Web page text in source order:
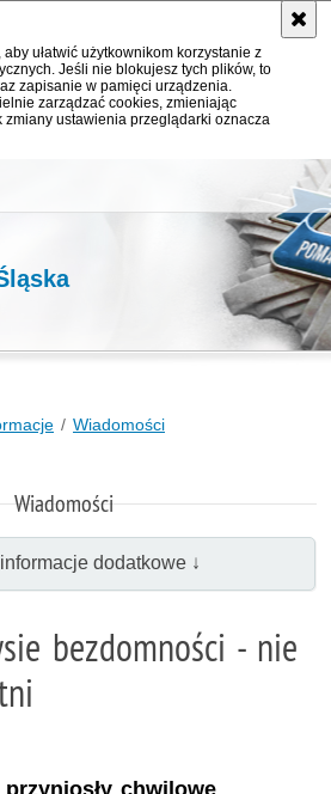
ułatwić użytkownikom korzystanie z
Jeśli nie blokujesz tych plików, to
zapisanie w pamięci urządzenia.
zarządzać cookies, zmieniając
ustawienia przeglądarki oznacza
Wiadomości
Wiadomości
dodatkowe ↓
bezdomności - nie
chwilowe